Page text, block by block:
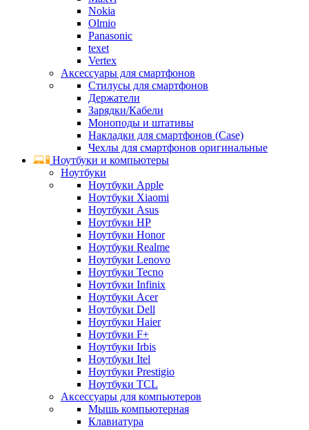
Nokia
Olmio
Panasonic
texet
Vertex
Аксессуары для смартфонов
Стилусы для смартфонов
Держатели
Зарядки/Кабели
Моноподы и штативы
Накладки для смартфонов (Case)
Чехлы для смартфонов оригинальные
Ноутбуки и компьютеры
Ноутбуки
Ноутбуки Apple
Ноутбуки Xiaomi
Ноутбуки Asus
Ноутбуки HP
Ноутбуки Honor
Ноутбуки Realme
Ноутбуки Lenovo
Ноутбуки Tecno
Ноутбуки Infinix
Ноутбуки Acer
Ноутбуки Dell
Ноутбуки Haier
Ноутбуки F+
Ноутбуки Irbis
Ноутбуки Itel
Ноутбуки Prestigio
Ноутбуки TCL
Аксессуары для компьютеров
Мышь компьютерная
Клавиатура